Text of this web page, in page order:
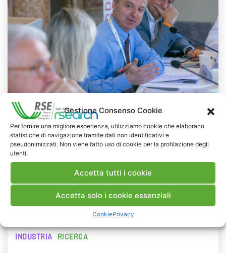
Gestione Consenso Cookie
Per fornire una migliore esperienza, utilizziamo cookie che elaborano
statistiche di navigazione tramite dati non identificativi e
pseudonimizzati. Non viene fatto uso di cookie per la profilazione degli
utenti.
Accetta tutti i cookie
Accetta solo i cookie essenziali
CookiePrivacy
NEWS
29 LUGLIO 2026
Presentazione del Rapporto Innov-E
RSE è intervenuta sul tema dell’innovazione
energetica nell’ambito del convegno targato I-
INDUSTRIA RICERCA